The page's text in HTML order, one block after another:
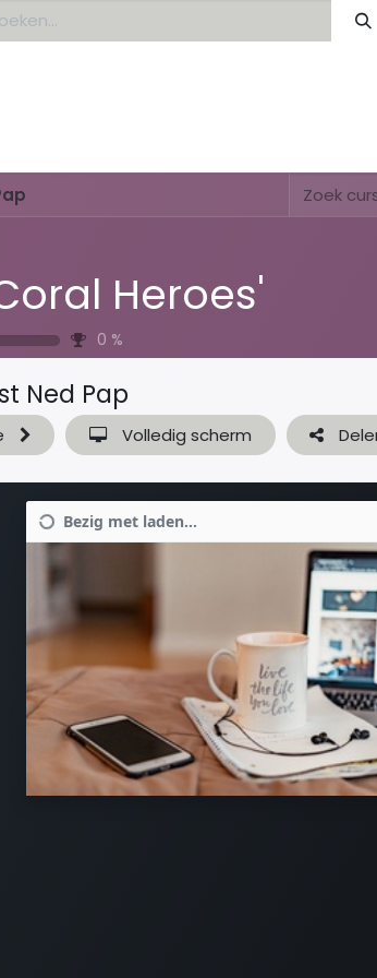
Heroes'
0 %
Ned Pap
Volledig scherm